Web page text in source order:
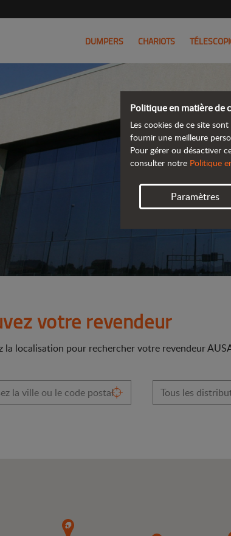
DUMPERS CHARIOTS
votre revendeur
la localisation pour rechercher votre revendeur
Politique en matière de
Les cookies de ce site
fournir une meilleure
Pour gérer ou désactiver
consulter notre Politique
Paramètres